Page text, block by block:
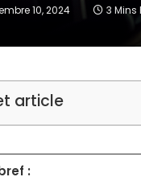
10, 2024 3 Mins
article
: